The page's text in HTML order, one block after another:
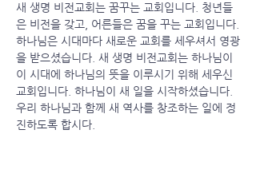
새 생명 비전교회는 꿈꾸는 교회입니다. 청년들
은 비전을 갖고, 어른들은 꿈을 꾸는 교회입니다.
하나님은 시대마다 새로운 교회를 세우셔서 영광
을 받으셨습니다. 새 생명 비전교회는 하나님이
이 시대에 하나님의 뜻을 이루시기 위해 세우신
교회입니다. 하나님이 새 일을 시작하셨습니다.
우리 하나님과 함께 새 역사를 창조하는 일에 정
진하도록 합시다.